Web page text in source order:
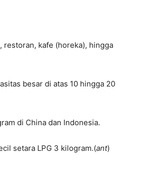
restoran, kafe (horeka), hingga
besar di atas 10 hingga 20
di China dan Indonesia.
setara LPG 3 kilogram.(ant)